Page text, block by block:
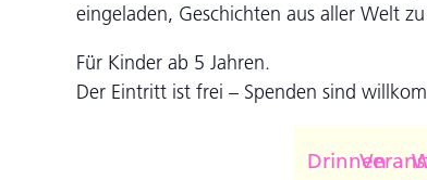
eingeladen, Geschichten aus aller Welt
Für Kinder ab 5 Jahren.
Der Eintritt ist frei – Spenden sind
Drinnen